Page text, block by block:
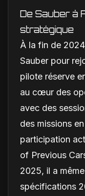
De Sauber à
stratégique
À la fin de
Sauber pour
pilote réserve
au cœur des
avec des
des missions
participation
of Previous
2025, il a
spécifications